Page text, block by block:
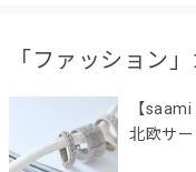
「ファッション
【
北欧サ